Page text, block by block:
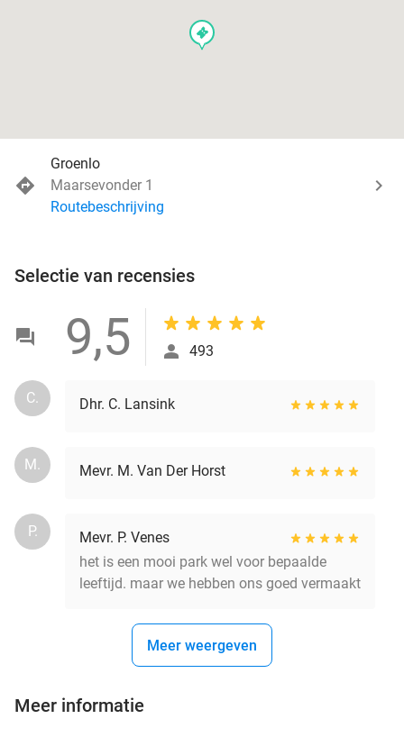
events
Groenlo
Maarsevonder 1
Routebeschrijving
Selectie van recensies
9,5 493
C. Dhr. C. Lansink
M. Mevr. M. Van Der Horst
P.
Mevr. P. Venes
het is een mooi park wel voor bepaalde
leeftijd. maar we hebben ons goed vermaakt
Meer weergeven
Meer informatie